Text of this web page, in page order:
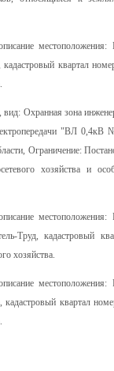
кадастровый квартал
Охранная зона
"ВЛ
Ограничение:
хозяйства и
местоположения:
Труд, кадастровый
хозяйства.
местоположения:
кадастровый квартал